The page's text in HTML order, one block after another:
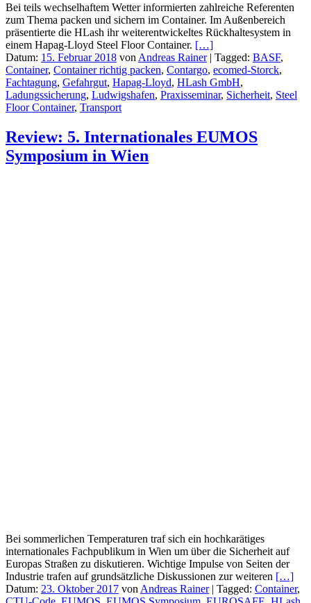
Bei teils wechselhaftem Wetter informierten zahlreiche Referenten
zum Thema packen und sichern im Container. Im Außenbereich
präsentierte die HLash ihr weiterentwickeltes Rückhaltesystem in
einem Hapag-Lloyd Steel Floor Container. […]
Datum: 15. Februar 2018 von Andreas Rainer| Tagged: BASF,
Container, Container richtig packen, Contargo, ecomed-Storck,
Fachtagung, Gefahrgut, Hapag-Lloyd, HLash GmbH,
Ladungssicherung, Ludwigshafen, Praxisseminar, Sicherheit, Steel
Floor Container, Transport
Review: 5. Internationales EUMOS
Symposium in Wien
Bei sommerlichen Temperaturen traf sich ein hochkarätiges
internationales Fachpublikum in Wien um über die Sicherheit auf
Europas Straßen zu diskutieren. Wichtige Impulse von Seiten der
Industrie trafen auf grundsätzliche Diskussionen zur weiteren […]
Datum: 23. Oktober 2017 vonAndreas Rainer| Tagged: Container,